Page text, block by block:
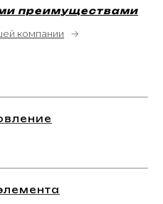
преимуществами
компании →